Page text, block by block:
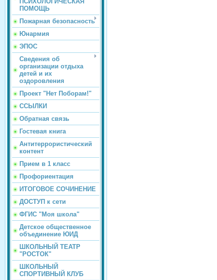
ПОМОЩЬ
Пожарная безопасность
Юнармия
ЭПОС
Сведения об
организации отдыха
детей и их
оздоровления
Проект "Нет Поборам!"
ССЫЛКИ
Обратная связь
Гостевая книга
Антитеррористический
контент
Прием в 1 класс
Профориентация
ИТОГОВОЕ СОЧИНЕНИЕ
ДОСТУП к сети
ФГИС "Моя школа"
Детское общественное
объединение ЮИД
ШКОЛЬНЫЙ ТЕАТР
"РОСТОК"
ШКОЛЬНЫЙ
СПОРТИВНЫЙ КЛУБ